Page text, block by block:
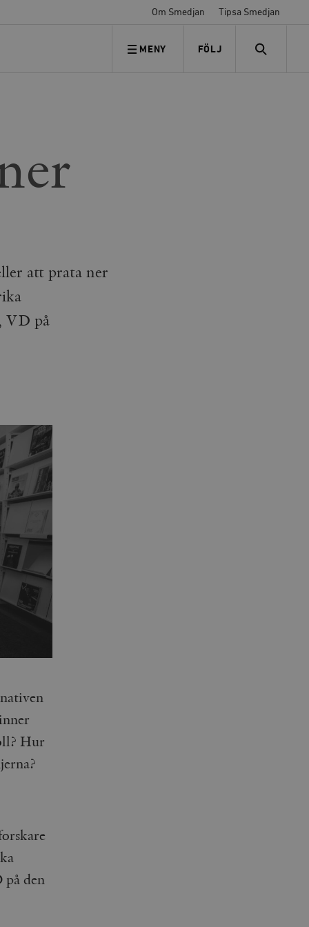
Om Smedjan Tipsa Smedjan
MENY FÖLJ
FÖLJ OSS SEARCH
att prata ner
VD på
Hur
på den